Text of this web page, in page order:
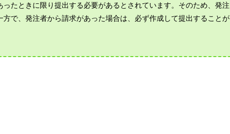
たときに限り提出する必要があるとされています。そのため、発注
で、発注者から請求があった場合は、必ず作成して提出することが